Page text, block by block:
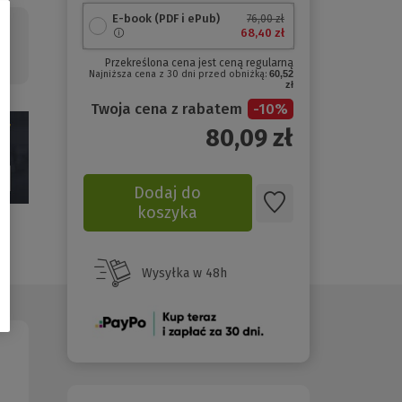
E-book (PDF i ePub) 76,00 zł
68,40 zł
Przekreślona cena jest ceną regularną
Najniższa cena z 30 dni przed obniżką: 60,52
zł
Twoja cena z rabatem -10%
80,09zł
Dodaj do
koszyka
Wysyłka w 48h
(Nowe